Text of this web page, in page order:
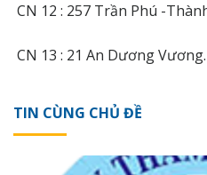
CN 12 : 257 Trần Phú -
CN 13 : 21 An Dương
TIN CÙNG CHỦ ĐỀ